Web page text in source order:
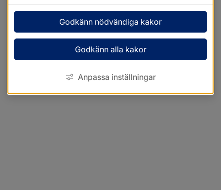
Godkänn nödvändiga kakor
Godkänn alla kakor
Anpassa inställningar